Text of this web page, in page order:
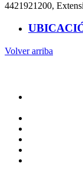
4421921200,
Volver arriba